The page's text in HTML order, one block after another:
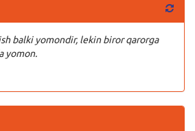
balki yomondir, lekin biror qarorga
yomon.